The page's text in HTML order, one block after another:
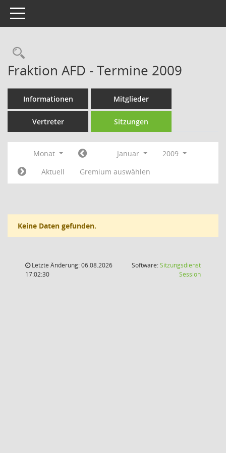
Toggle navigation
Rechercheauswahl
Fraktion AFD - Termine 2009
Informationen Mitglieder
Vertreter Sitzungen
Monat Januar
2009
Aktuell
Gremium auswählen
Keine Daten gefunden.
Letzte Änderung: 06.08.2026
17:02:30
Software:Sitzungsdienst
Session(Wird in